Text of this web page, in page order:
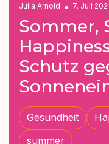
Julia Arnold 7. Juli
Sommer,
Schutz
Gesundheit
summer